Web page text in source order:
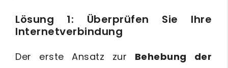
Lösung 1: Überprüfen Sie Ihre
Internetverbindung
Der erste Ansatz zur Behebung der